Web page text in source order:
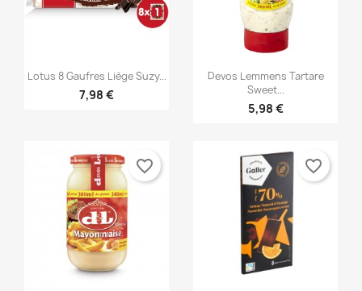
Anteprima
Lotus 8 Gaufres Liège Suzy...
7,98 €
Anteprima
Devos Lemmens Tartare
Sweet...
5,98 €
favorite_border favorite_border